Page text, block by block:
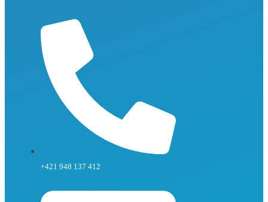
+421 948 137 412